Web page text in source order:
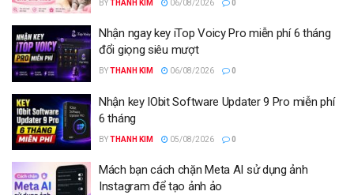
BYTHANH KIM 06/08/2026 0
Nhận ngay key iTop Voicy Pro miễn phí 6 tháng
đổi giọng siêu mượt
BYTHANH KIM 06/08/2026 0
Nhận key IObit Software Updater 9 Pro miễn phí
6 tháng
BYTHANH KIM 05/08/2026 0
Mách bạn cách chặn Meta AI sử dụng ảnh
Instagram để tạo ảnh ảo